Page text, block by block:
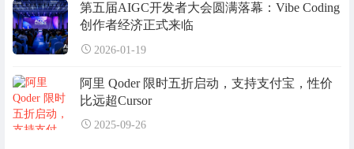
第五届AIGC开发者大会圆满落幕：Vibe Coding
创作者经济正式来临
2026-01-19
阿里 Qoder 限时五折启动，支持支付宝，性价
比远超Cursor
2025-09-26